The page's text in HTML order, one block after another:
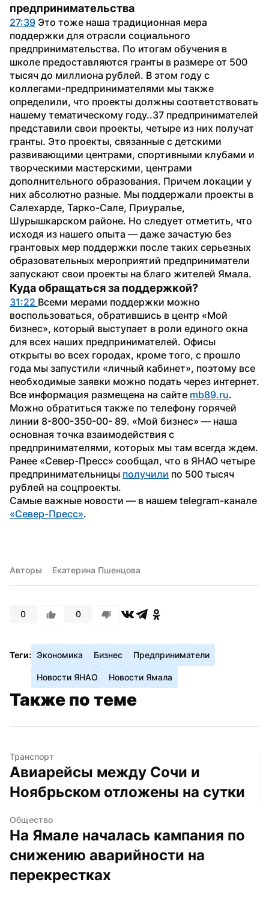
предпринимательства
27:39 Это тоже наша традиционная мера
поддержки для отрасли социального
предпринимательства. По итогам обучения в
школе предоставляются гранты в размере от 500
тысяч до миллиона рублей. В этом году с
коллегами-предпринимателями мы также
определили, что проекты должны соответствовать
нашему тематическому году..37 предпринимателей
представили свои проекты, четыре из них получат
гранты. Это проекты, связанные с детскими
развивающими центрами, спортивными клубами и
творческими мастерскими, центрами
дополнительного образования. Причем локации у
них абсолютно разные. Мы поддержали проекты в
Салехарде, Тарко-Сале, Приуралье,
Шурышкарском районе. Но следует отметить, что
исходя из нашего опыта — даже зачастую без
грантовых мер поддержки после таких серьезных
образовательных мероприятий предприниматели
запускают свои проекты на благо жителей Ямала.
Куда обращаться за поддержкой?
31:22 Всеми мерами поддержки можно
воспользоваться, обратившись в центр «Мой
бизнес», который выступает в роли единого окна
для всех наших предпринимателей. Офисы
открыты во всех городах, кроме того, с прошло
года мы запустили «личный кабинет», поэтому все
необходимые заявки можно подать через интернет.
Все информация размещена на сайте mb89.ru.
Можно обратиться также по телефону горячей
линии 8-800-350-00- 89. «Мой бизнес» — наша
основная точка взаимодействия с
предпринимателями, которых мы там всегда ждем.
Ранее «Север-Пресс» сообщал, что в ЯНАО четыре
предпринимательницы получили по 500 тысяч
рублей на соцпроекты.
«Север-Пресс».
Авторы Екатерина Пшенцова
0 0
Теги: Экономика Бизнес Предприниматели
Новости ЯНАО Новости Ямала
Также по теме
Транспорт
Авиарейсы между Сочи и
Ноябрьском отложены на сутки
Общество
На Ямале началась кампания по
снижению аварийности на
перекрестках